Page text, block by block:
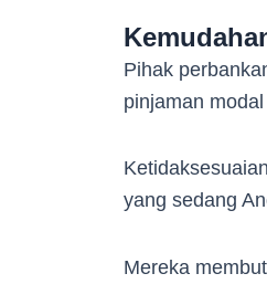
Pihak
pinjaman
yang sedang
Mereka